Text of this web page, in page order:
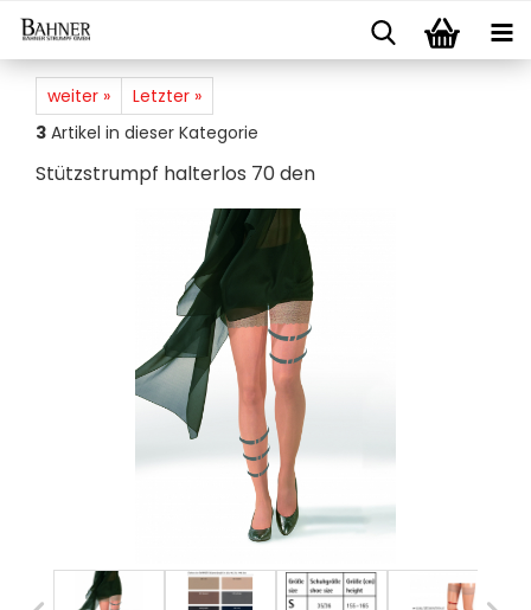
weiter »
Letzter »
3 Artikel in dieser Kategorie
Stütz­strumpf hal­ter­los 70 den